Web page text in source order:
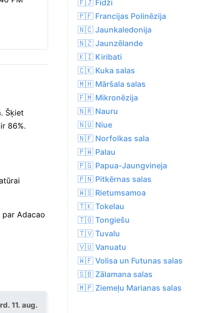
Šķiet
86%.
Adacao
11. aug.
🇫🇯 Fidži
🇵🇫 Francijas Polinēzija
🇳🇨 Jaunkaledonija
🇳🇿 Jaunzēlande
🇰🇮 Kiribati
🇨🇰 Kuka salas
🇲🇭 Māršala salas
🇫🇲 Mikronēzija
🇳🇷 Nauru
🇳🇺 Niue
🇳🇫 Norfolkas sala
🇵🇼 Palau
🇵🇬 Papua-Jaungvineja
🇵🇳 Pitkērnas salas
🇼🇸 Rietumsamoa
🇹🇰 Tokelau
🇹🇴 Tongiešu
🇹🇻 Tuvalu
🇻🇺 Vanuatu
🇼🇫 Volisa un Futunas salas
🇸🇧 Zālamana salas
🇲🇵 Ziemeļu Marianas salas